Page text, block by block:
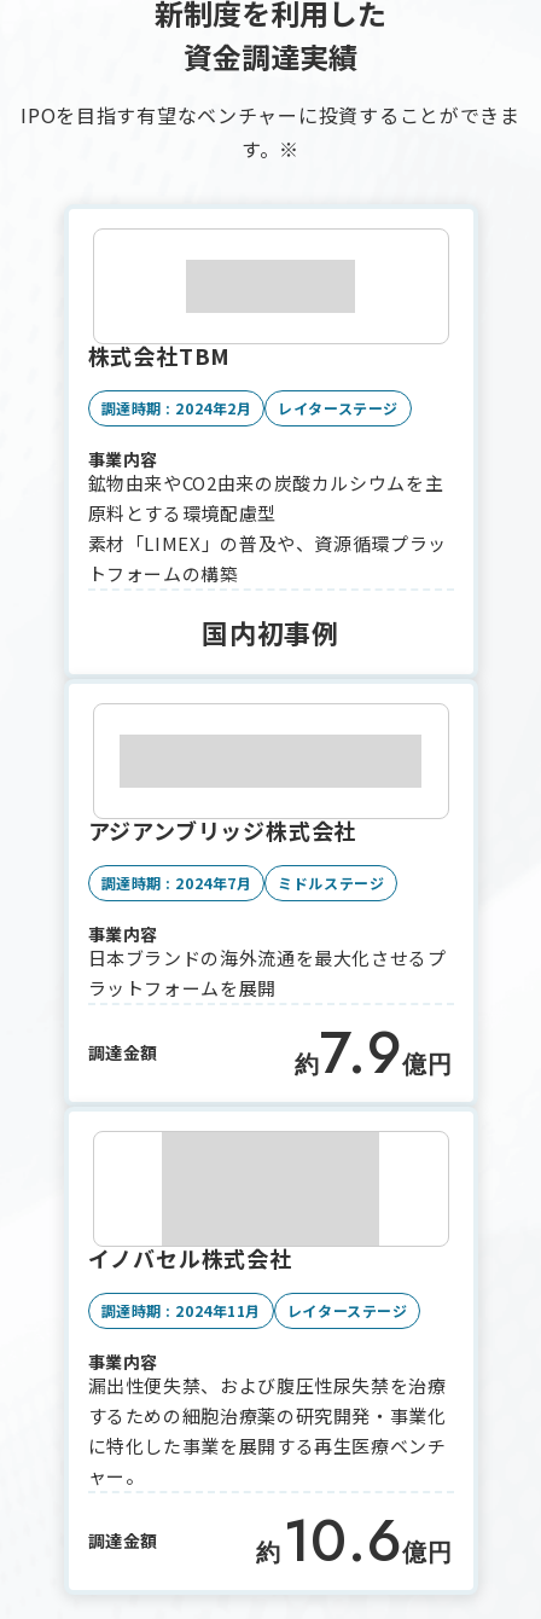
新制度を利用した
資金調達実績
IPOを目指す有望なベンチャーに投資することができま
す。※
株式会社TBM
調達時期 : 2024年2月 レイターステージ
事業内容
鉱物由来やCO2由来の炭酸カルシウムを主
原料とする環境配慮型
素材「LIMEX」の普及や、資源循環プラッ
トフォームの構築
国内初事例
アジアンブリッジ株式会社
調達時期 : 2024年7月 ミドルステージ
事業内容
日本ブランドの海外流通を最大化させるプ
ラットフォームを展開
調達金額 約7.9億円
イノバセル株式会社
調達時期 : 2024年11月 レイターステージ
事業内容
漏出性便失禁、および腹圧性尿失禁を治療
するための細胞治療薬の研究開発・事業化
に特化した事業を展開する再生医療ベンチ
ャー。
調達金額 約 10.6億円